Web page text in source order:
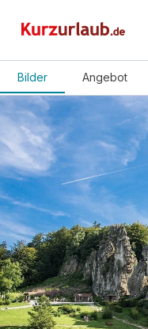
Bilder Angebot